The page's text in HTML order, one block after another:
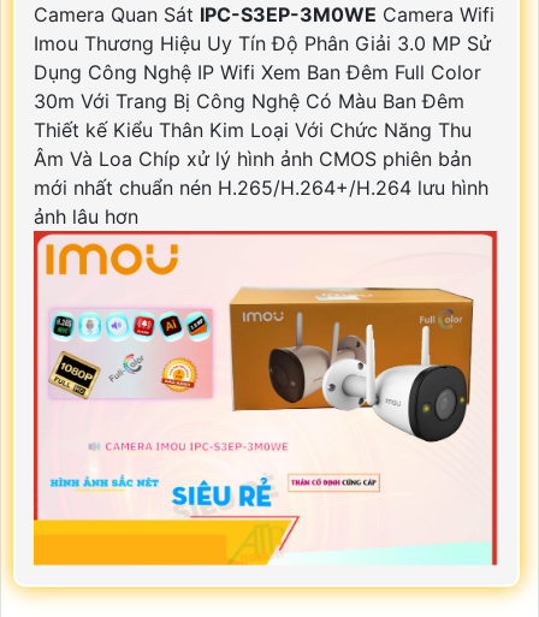
Camera Quan Sát IPC-S3EP-3M0WE Camera Wifi
Imou Thương Hiệu Uy Tín Độ Phân Giải 3.0 MP Sử
Dụng Công Nghệ IP Wifi Xem Ban Đêm Full Color
30m Với Trang Bị Công Nghệ Có Màu Ban Đêm
Thiết kế Kiểu Thân Kim Loại Với Chức Năng Thu
Âm Và Loa Chíp xử lý hình ảnh CMOS phiên bản
mới nhất chuẩn nén H.265/H.264+/H.264 lưu hình
ảnh lâu hơn